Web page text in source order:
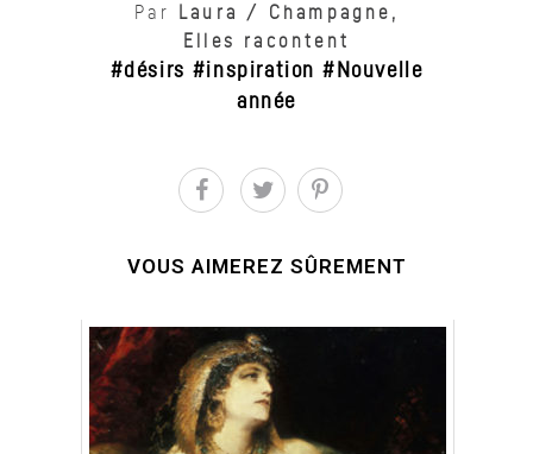
Par Laura / Champagne ,
Elles racontent
désirs inspiration
Nouvelle
année
VOUS AIMEREZ SÛREMENT